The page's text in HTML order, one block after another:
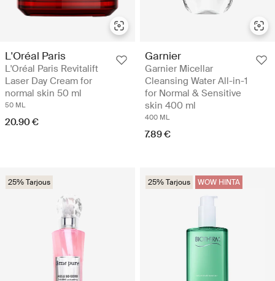
L'Oréal Paris
L'Oréal Paris Revitalift
Laser Day Cream for
normal skin 50 ml
50 ML
20.90 €
Garnier
Garnier Micellar
Cleansing Water All-in-1
for Normal & Sensitive
skin 400 ml
400 ML
7.89 €
25% Tarjous 25% Tarjous WOW HINTA